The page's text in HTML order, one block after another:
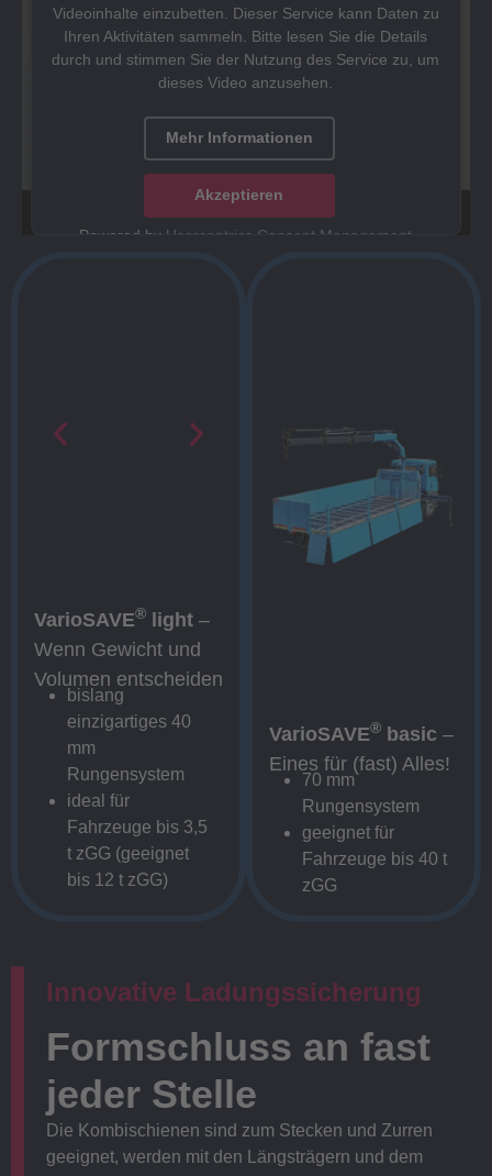
Videoinhalte einzubetten. Dieser Service kann Daten zu
Ihren Aktivitäten sammeln. Bitte lesen Sie die Details
durch und stimmen Sie der Nutzung des Service zu, um
dieses Video anzusehen.
Mehr Informationen
Akzeptieren
Powered by Usercentrics Consent Management
VarioSAVE® light –
Wenn Gewicht und
Volumen entscheiden
bislang
einzigartiges 40
mm
Rungensystem
ideal für
Fahrzeuge bis 3,5
t zGG (geeignet
bis 12 t zGG)
VarioSAVE® basic –
Eines für (fast) Alles!
70 mm
Rungensystem
geeignet für
Fahrzeuge bis 40 t
zGG
Innovative Ladungssicherung
Formschluss an fast
jeder Stelle
Die Kombischienen sind zum Stecken und Zurren
geeignet, werden mit den Längsträgern und dem